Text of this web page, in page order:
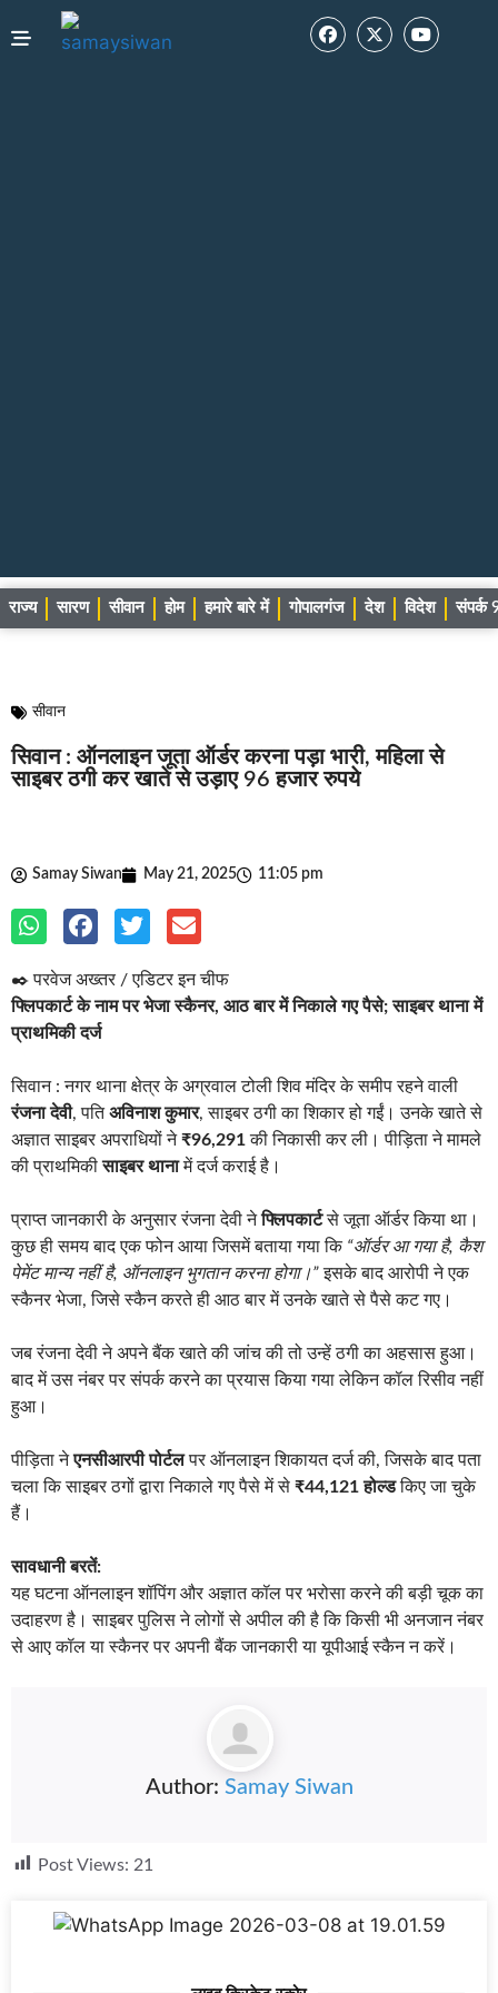
राज्य सारण सीवान होम हमारे बारे में गोपालगंज देश विदेश संपर्क
सीवान
सिवान : ऑनलाइन जूता ऑर्डर करना पड़ा भारी, महिला से
साइबर ठगी कर खाते से उड़ाए 96 हजार रुपये
Samay Siwan May 21, 2025 11:05 pm
✒️ परवेज अख्तर / एडिटर इन चीफ
फ्लिपकार्ट के नाम पर भेजा स्कैनर, आठ बार में निकाले गए पैसे; साइबर थाना में
प्राथमिकी दर्ज
सिवान : नगर थाना क्षेत्र के अग्रवाल टोली शिव मंदिर के समीप रहने वाली
रंजना देवी, पतिअविनाश कुमार, साइबर ठगी का शिकार हो गईं। उनके खाते से
अज्ञात साइबर अपराधियों ने₹96,291की निकासी कर ली। पीड़िता ने मामले
की प्राथमिकीसाइबर थानामें दर्ज कराई है।
प्राप्त जानकारी के अनुसार रंजना देवी नेफ्लिपकार्टसे जूता ऑर्डर किया था।
कुछ ही समय बाद एक फोन आया जिसमें बताया गया कि “ऑर्डर आ गया है, कैश
पेमेंट मान्य नहीं है, ऑनलाइन भुगतान करना होगा।”इसके बाद आरोपी ने एक
स्कैनर भेजा, जिसे स्कैन करते ही आठ बार में उनके खाते से पैसे कट गए।
जब रंजना देवी ने अपने बैंक खाते की जांच की तो उन्हें ठगी का अहसास हुआ।
बाद में उस नंबर पर संपर्क करने का प्रयास किया गया लेकिन कॉल रिसीव नहीं
हुआ।
पीड़िता नेएनसीआरपी पोर्टलपर ऑनलाइन शिकायत दर्ज की, जिसके बाद पता
चला कि साइबर ठगों द्वारा निकाले गए पैसे में से ₹44,121 होल्डकिए जा चुके
हैं।
सावधानी बरतें:
यह घटना ऑनलाइन शॉपिंग और अज्ञात कॉल पर भरोसा करने की बड़ी चूक का
उदाहरण है। साइबर पुलिस ने लोगों से अपील की है कि किसी भी अनजान नंबर
से आए कॉल या स्कैनर पर अपनी बैंक जानकारी या यूपीआई स्कैन न करें।
Author: Samay Siwan
Post Views: 21